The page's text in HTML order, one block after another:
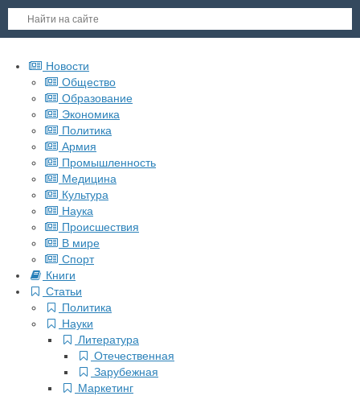
Новости
Общество
Образование
Экономика
Политика
Армия
Промышленность
Медицина
Культура
Наука
Происшествия
В мире
Спорт
Книги
Статьи
Политика
Науки
Литература
Отечественная
Зарубежная
Маркетинг